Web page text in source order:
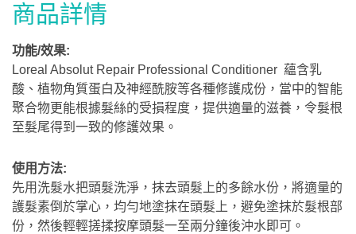
商品詳情
功能/效果:
Loreal Absolut Repair Professional Conditioner 蘊含乳
酸、植物角質蛋白及神經酰胺等各種修護成份，當中的智能
聚合物更能根據髮絲的受損程度，提供適量的滋養，令髮根
至髮尾得到一致的修護效果。
使用方法:
先用洗髮水把頭髮洗淨，抹去頭髮上的多餘水份，將適量的
護髮素倒於掌心，均勻地塗抹在頭髮上，避免塗抹於髮根部
份，然後輕輕搓揉按摩頭髮一至兩分鐘後沖水即可。